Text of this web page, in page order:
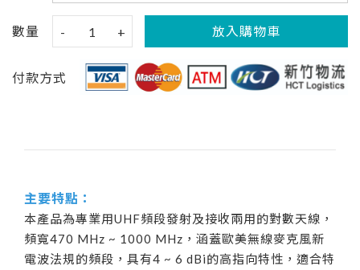
數量 - 1 + 放入購物車
付款方式
主要特點：
本產品為專業用UHF頻段發射及接收兩用的對數天線，
頻寬470 MHz ~ 1000 MHz，涵蓋歐美無線麥克風新
電波法規的頻段，具有4 ~ 6 dBi的高指向特性，適合特